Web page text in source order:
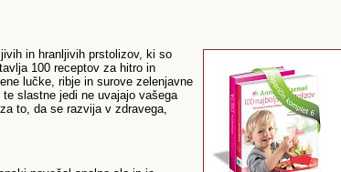
in hranljivih prstolizov, ki so
100 receptov za hitro in
lučke, ribje in surove zelenjavne
slastne jedi ne uvajajo vašega
to, da se razvija v zdravega,